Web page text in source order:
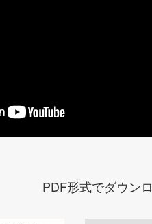
PDF形式でダウン